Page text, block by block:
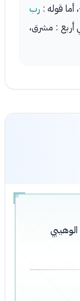
أما قوله : رب
أربع : مشرق،